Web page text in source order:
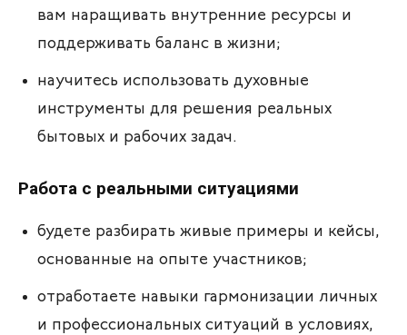
вам наращивать внутренние ресурсы и
поддерживать баланс в жизни;
научитесь использовать духовные
инструменты для решения реальных
бытовых и рабочих задач.
Работа с реальными ситуациями
будете разбирать живые примеры и кейсы,
основанные на опыте участников;
отработаете навыки гармонизации личных
и профессиональных ситуаций в условиях,